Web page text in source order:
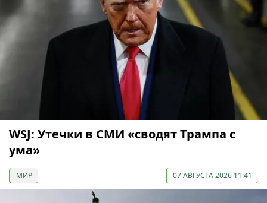
WSJ: Утечки в СМИ «сводят Трампа с
ума»
МИР 07 АВГУСТА 2026 11:41